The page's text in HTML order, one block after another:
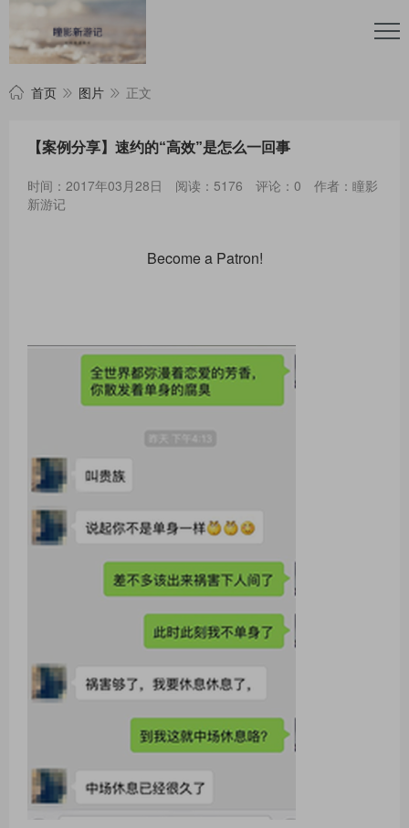
首页 图片 正文
【案例分享】速约的“高效”是怎么一回事
时间：2017年03月28日 阅读：5176 评论：0
作者：瞳影
新游记
Become a Patron!